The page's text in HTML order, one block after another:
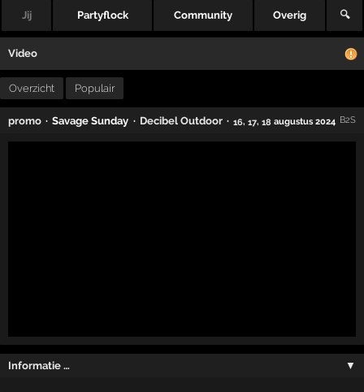
Jij Partyflock Community Overig 🔍
Video
Overzicht Populair
promo · Savage Sunday · Decibel Outdoor · 16, 17, 18 augustus 2024 B2S
Informatie … ▼